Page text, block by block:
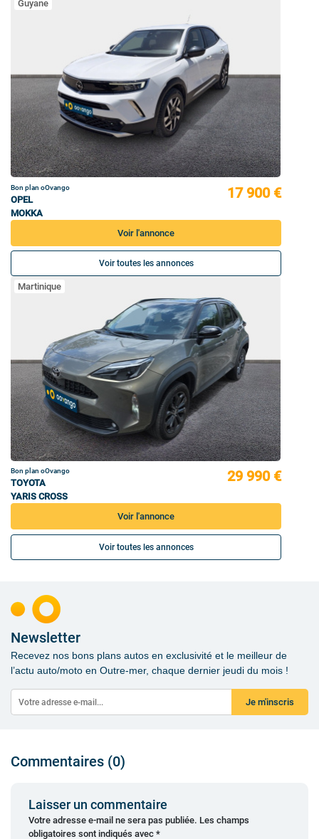
Guyane
Bon plan oOvango
OPEL
MOKKA
17 900 €
Voir l'annonce
Voir toutes les annonces
Martinique
Bon plan oOvango
TOYOTA
YARIS CROSS
29 990 €
Voir l'annonce
Voir toutes les annonces
Newsletter
Recevez nos bons plans autos en exclusivité et le meilleur de
l’actu auto/moto en Outre-mer, chaque dernier jeudi du mois !
Je m'inscris
Commentaires (0)
Laisser un commentaire
Votre adresse e-mail ne sera pas publiée. Les champs
obligatoires sont indiqués avec *